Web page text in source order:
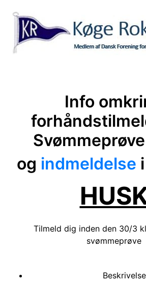
Info
og indmeldelse
Tilmeld dig inden den 30/3
svømmeprøve
Beskrivelse